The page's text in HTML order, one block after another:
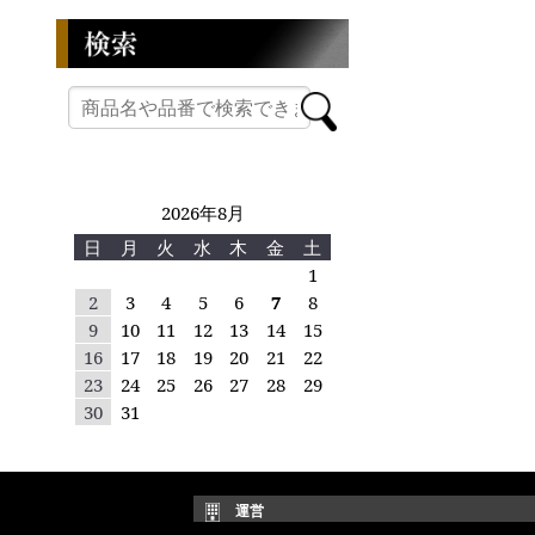
2026年8月
日
月 火 水 木 金
土
1
2
3 4 5 6 7
8
9
10 11 12 13 14
15
16
17 18 19 20 21
22
23
24 25 26 27 28
29
30
31
運営